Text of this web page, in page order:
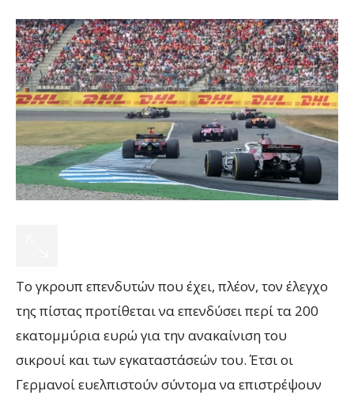
Το γκρουπ επενδυτών που έχει, πλέον, τον έλεγχο
της πίστας προτίθεται να επενδύσει περί τα 200
εκατομμύρια ευρώ για την ανακαίνιση του
σικρουί και των εγκαταστάσεών του. Έτσι οι
Γερμανοί ευελπιστούν σύντομα να επιστρέψουν